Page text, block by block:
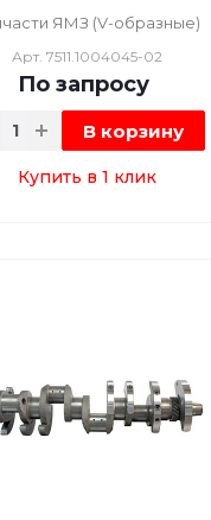
ЯМЗ (V-образные)
Арт. 7511.1004045-02
По запросу
В корзину
Купить в 1 клик